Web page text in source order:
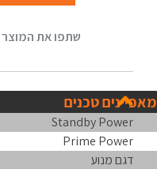
מאפיינים טכנים
Standby Power
Prime Power
דגם מנוע